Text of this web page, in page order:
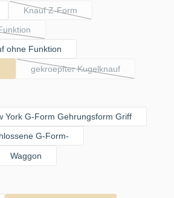
Knauf Z-Form
(Diese Option ist zurzeit nicht
Option ist zurzeit nicht verfügbar.)
ohne Funktion
gekroepfter Kugelknauf
(Diese Option ist zurzeit
York G-Form Gehrungsform Griff
G-Form-
Waggon